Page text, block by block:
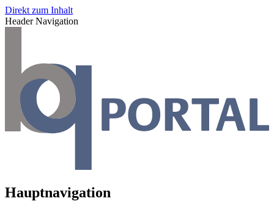
Direkt zum Inhalt
Header Navigation
Hauptnavigation